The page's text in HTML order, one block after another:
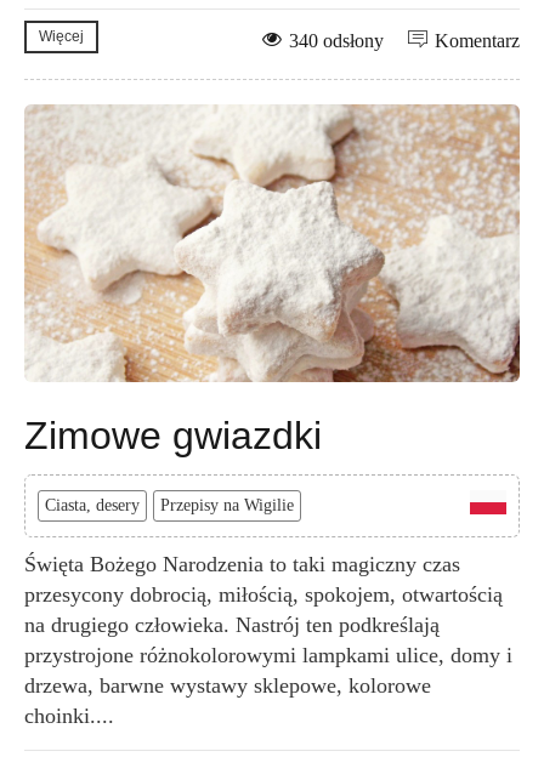
Więcej Komentarz
340 odsłony
Zimowe gwiazdki
Ciasta, desery Przepisy na Wigilie
Święta Bożego Narodzenia to taki magiczny czas
przesycony dobrocią, miłością, spokojem, otwartością
na drugiego człowieka. Nastrój ten podkreślają
przystrojone różnokolorowymi lampkami ulice, domy i
drzewa, barwne wystawy sklepowe, kolorowe
choinki....